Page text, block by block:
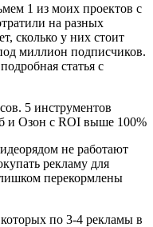
1 из моих проектов с
на разных
сколько у них стоит
миллион подписчиков.
статья с
не работают
рекламу для
перекормлены
по 3-4 рекламы в